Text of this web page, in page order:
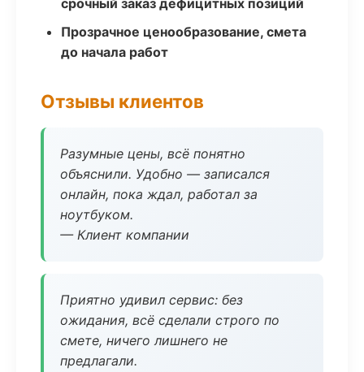
срочный заказ дефицитных позиций
Прозрачное ценообразование, смета
до начала работ
Отзывы клиентов
Разумные цены, всё понятно
объяснили. Удобно — записался
онлайн, пока ждал, работал за
ноутбуком.
— Клиент компании
Приятно удивил сервис: без
ожидания, всё сделали строго по
смете, ничего лишнего не
предлагали.